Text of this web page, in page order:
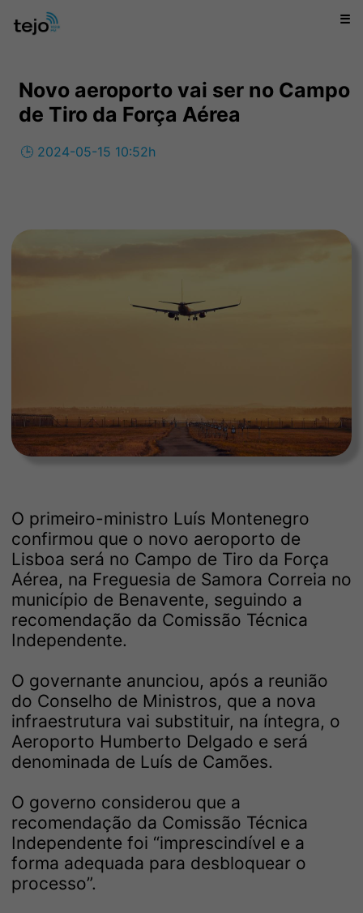
☰
Novo aeroporto vai ser no Campo
de Tiro da Força Aérea
🕒 2024-05-15 10:52h
O primeiro-ministro Luís Montenegro
confirmou que o novo aeroporto de
Lisboa será no Campo de Tiro da Força
Aérea, na Freguesia de Samora Correia no
município de Benavente, seguindo a
recomendação da Comissão Técnica
Independente.
O governante anunciou, após a reunião
do Conselho de Ministros, que a nova
infraestrutura vai substituir, na íntegra, o
Aeroporto Humberto Delgado e será
denominada de Luís de Camões.
O governo considerou que a
recomendação da Comissão Técnica
Independente foi “imprescindível e a
forma adequada para desbloquear o
processo”.